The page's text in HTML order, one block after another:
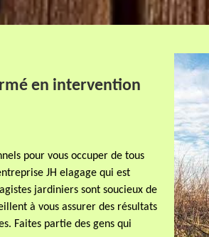
en intervention
pour vous occuper de tous
JH elagage qui est
jardiniers sont soucieux de
à vous assurer des résultats
Faites partie des gens qui